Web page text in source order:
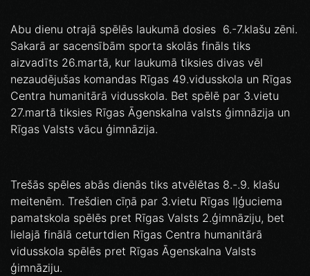
Abu dienu otrajā spēlēs laukumā dosies 6.-7.klašu zēni.
Sakarā ar sacensībām sporta skolās fināls tiks
aizvadīts 26.martā, kur laukumā tiksies divas vēl
nezaudējušas komandas Rīgas 49.vidusskola un Rīgas
Centra humanitārā vidusskola. Bet spēlē par 3.vietu
27.martā tiksies Rīgas Āgenskalna valsts ģimnāzija un
Rīgas Valsts vācu ģimnāzija.
Trešās spēles abās dienās tiks atvēlētas 8.-.9. klašu
meitenēm. Trešdien cīņā par 3.vietu Rīgas Iļģuciema
pamatskola spēlēs pret Rīgas Valsts 2.ģimnāziju, bet
lielajā finālā ceturtdien Rīgas Centra humanitārā
vidusskola spēlēs pret Rīgas Āgenskalna Valsts
ģimnāziju.